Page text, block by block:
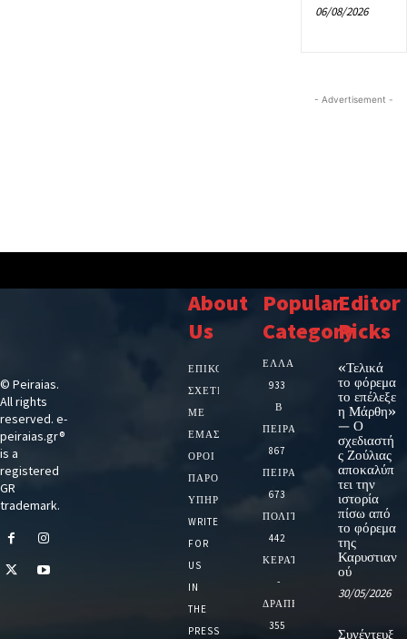
06/08/2026
- Advertisement -
© Peiraias.
All rights
reserved. e-
peiraias.gr®
is a
registered
GR
trademark.
About
Us
ΕΠΙΚΟΙΝΩΝΙΑ
ΣΧΕΤΙΚΆ
ΜΕ
ΕΜΆΣ
ΌΡΟΙ
ΠΑΡΟΧΉΣ
ΥΠΗΡΕΣΙΏΝ
WRITE
FOR
US
IN
THE
PRESS
Popular
Category
ΕΛΛΑΔΑ
933
Β
ΠΕΙΡΑΙΑ
867
ΠΕΙΡΑΙΑΣ
673
ΠΟΛΙΤΙΚΗ
442
ΚΕΡΑΤΣΙΝΙ
-
ΔΡΑΠΕΤΣΩΝΑ
355
Editor
Picks
«Τελικά
το φόρεμα
το επέλεξε
η Μάρθη»
— Ο
σχεδιαστή
ς Ζούλιας
αποκαλύπ
τει την
ιστορία
πίσω από
το φόρεμα
της
Καρυστιαν
ού
30/05/2026
Συνέντευξ